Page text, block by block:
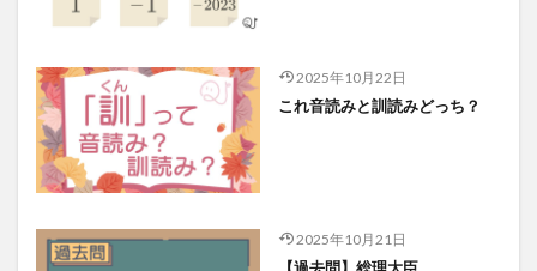
2025年10月22日
これ音読みと訓読みどっち？
2025年10月21日